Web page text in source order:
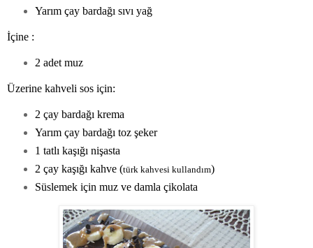
Yarım çay bardağı sıvı yağ
İçine :
2 adet muz
Üzerine kahveli sos için:
2 çay bardağı krema
Yarım çay bardağı toz şeker
1 tatlı kaşığı nişasta
2 çay kaşığı kahve (türk kahvesi kullandım)
Süslemek için muz ve damla çikolata